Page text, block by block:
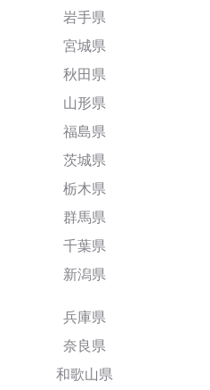
岩手県
宮城県
秋田県
山形県
福島県
茨城県
栃木県
群馬県
千葉県
新潟県
兵庫県
奈良県
和歌山県